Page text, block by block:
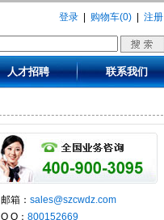
登录 购物车(0) 注册
人才招聘 联系我们
邮箱： sales@szcwdz.com
Q Q： 800152669